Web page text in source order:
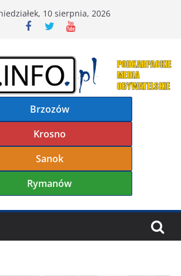
10 sierpnia, 2026
Brzozów
Krosno
Sanok
Rymanów